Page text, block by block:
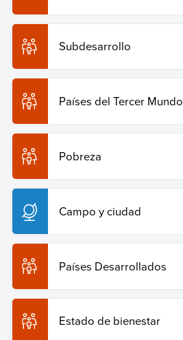
Subdesarrollo
Países del Tercer Mundo
Pobreza
Campo y ciudad
Países Desarrollados
Estado de bienestar